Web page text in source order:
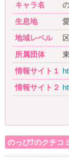
キャラ名
生息地
地域レベル
所属団体
情報サイト１
情報サイト２
のっぴ⤴のクチコ